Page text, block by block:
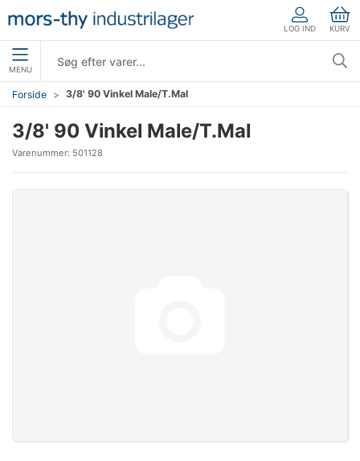
LOG IND KURV
MENU
Forside 3/8' 90 Vinkel Male/T.Mal
3/8' 90 Vinkel Male/T.Mal
Varenummer: 501128